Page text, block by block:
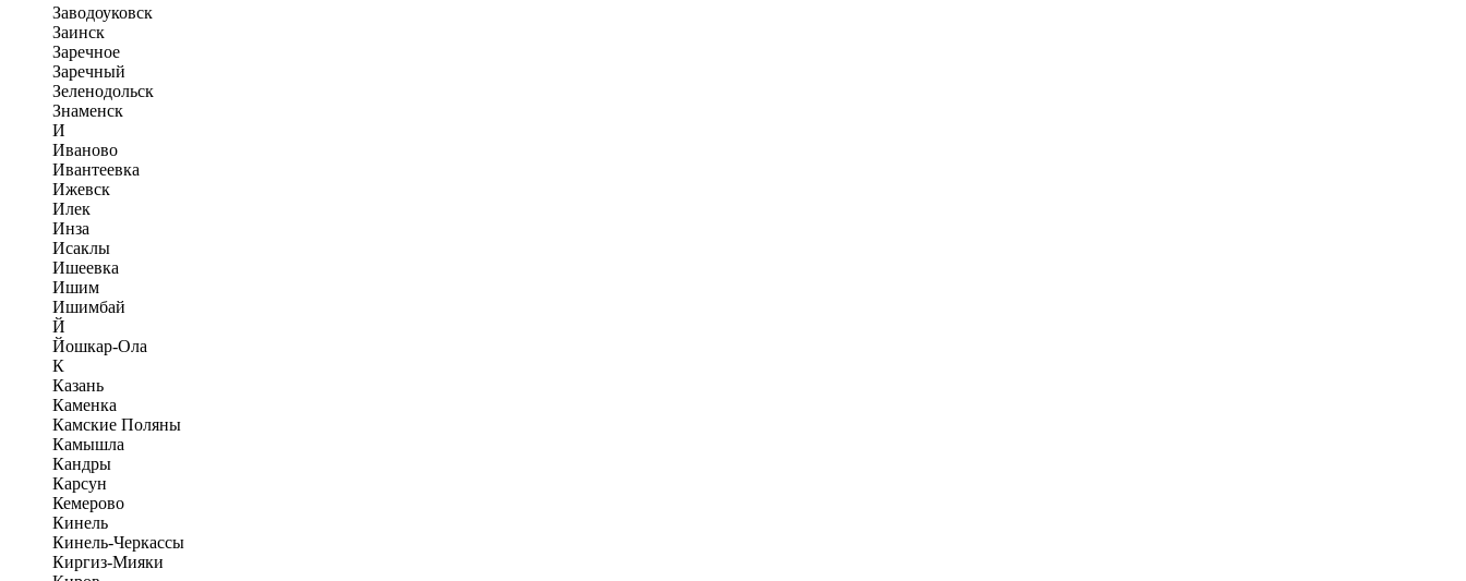
Заводоуковск
Заинск
Заречное
Заречный
Зеленодольск
Знаменск
И
Иваново
Ивантеевка
Ижевск
Илек
Инза
Исаклы
Ишеевка
Ишим
Ишимбай
Й
Йошкар-Ола
К
Казань
Каменка
Камские Поляны
Камышла
Кандры
Карсун
Кемерово
Кинель
Кинель-Черкассы
Киргиз-Мияки